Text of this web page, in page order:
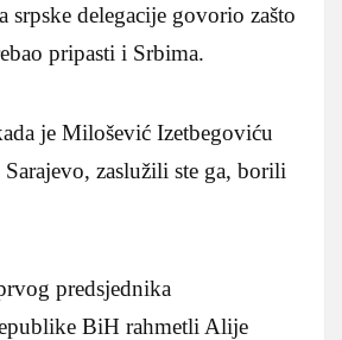
srpske delegacije govorio zašto
pripasti i Srbima.
je Milošević Izetbegoviću
zaslužili ste ga, borili
predsjednika
BiH rahmetli Alije